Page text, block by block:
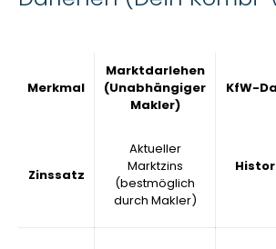
Merkmal
Marktdarlehen
(Unabhängiger
Makler)
KfW-
Zinssatz
Aktueller
Marktzins
(bestmöglich
durch Makler)